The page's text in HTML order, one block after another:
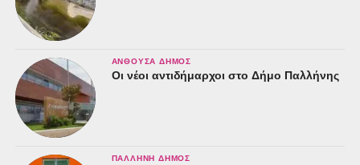
ΑΝΘΟΎΣΑ ΔΉΜΟΣ
Οι νέοι αντιδήμαρχοι στο Δήμο Παλλήνης
ΠΑΛΛΉΝΗ ΔΉΜΟΣ